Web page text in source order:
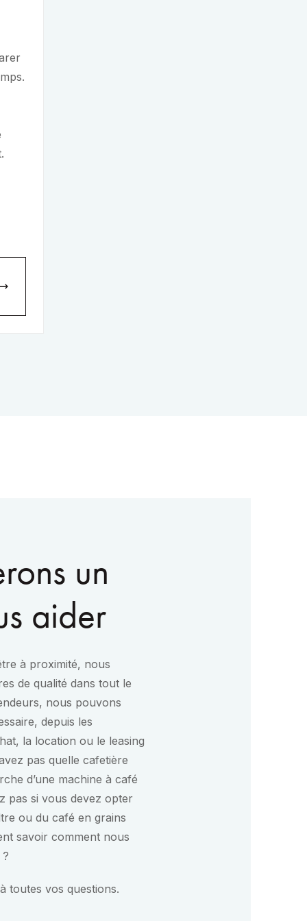
un
aider
à proximité, nous
de qualité dans tout le
nous pouvons
depuis les
la location ou le leasing
pas quelle cafetière
d’une machine à café
pas si vous devez opter
ou du café en grains
savoir comment nous
toutes vos questions.